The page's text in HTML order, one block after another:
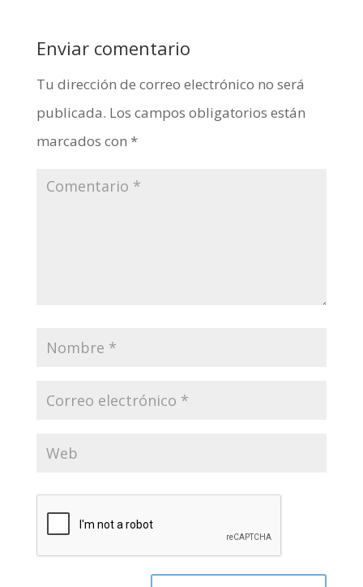
Enviar comentario
Tu dirección de correo electrónico no será
publicada. Los campos obligatorios están
marcados con *